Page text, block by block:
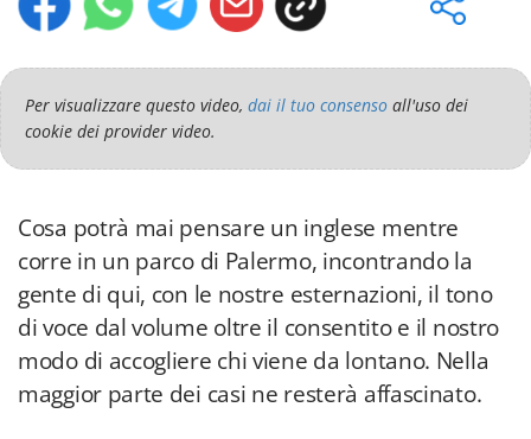
Per visualizzare questo video, dai il tuo consenso all'uso dei
cookie dei provider video.
Cosa potrà mai pensare un inglese mentre
corre in un parco di Palermo, incontrando la
gente di qui, con le nostre esternazioni, il tono
di voce dal volume oltre il consentito e il nostro
modo di accogliere chi viene da lontano. Nella
maggior parte dei casi ne resterà affascinato.